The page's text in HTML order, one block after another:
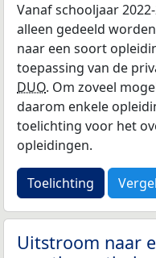
Vanaf schooljaar
alleen gedeeld
naar een soort
toepassing van de
DUO. Om zoveel
daarom enkele
toelichting voor het
opleidingen.
Toelichting
Uitstroom naar